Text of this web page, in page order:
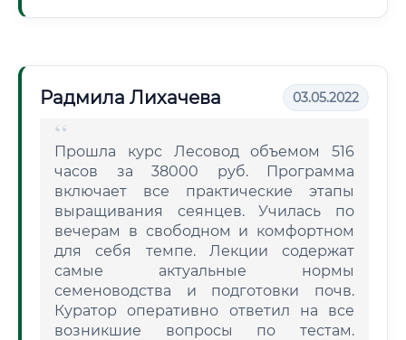
Радмила Лихачева 03.05.2022
Прошла курс Лесовод объемом 516
часов за 38000 руб. Программа
включает все практические этапы
выращивания сеянцев. Училась по
вечерам в свободном и комфортном
для себя темпе. Лекции содержат
самые актуальные нормы
семеноводства и подготовки почв.
Куратор оперативно ответил на все
возникшие вопросы по тестам.